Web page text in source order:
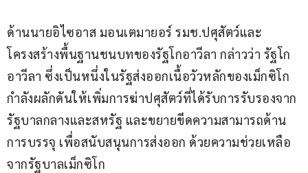
ด้านนายอิไซอาส มอนเตมายอร์ รมช.ปศุสัตว์และ
โครงสร้างพื้นฐานชนบทของรัฐโกอาวีลา กล่าวว่า รัฐโก
อาวีลา ซึ่งเป็นหนึ่งในรัฐส่งออกเนื้อวัวหลักของเม็กซิโก
กำลังผลักดันให้เพิ่มการฆ่าปศุสัตว์ที่ได้รับการรับรองจาก
รัฐบาลกลางและสหรัฐ และขยายขีดความสามารถด้าน
การบรรจุ เพื่อสนับสนุนการส่งออก ด้วยความช่วยเหลือ
จากรัฐบาลเม็กซิโก